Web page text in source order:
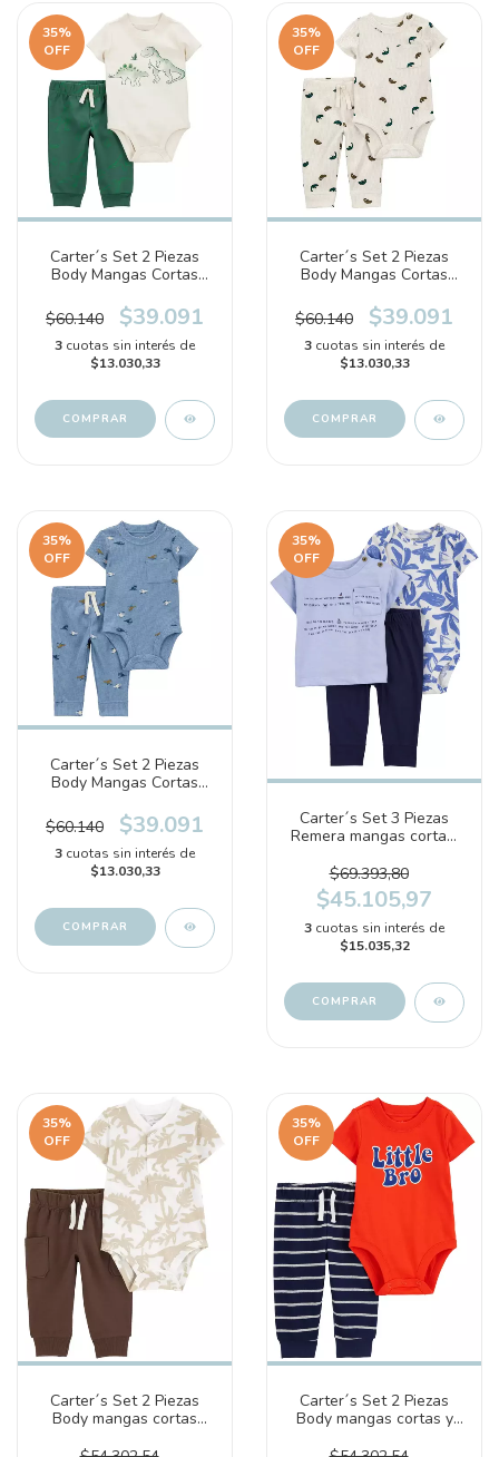
35%
OFF
Carter´s Set 2 Piezas
Body Mangas Cortas
(1S924310)
$60.140 $39.091
3 cuotas sin interés de
$13.030,33
COMPRAR
35%
OFF
Carter´s Set 2 Piezas
Body Mangas Cortas
(1S920310)
$60.140 $39.091
3 cuotas sin interés de
$13.030,33
COMPRAR
35%
OFF
Carter´s Set 2 Piezas
Body Mangas Cortas
(1S920110)
$60.140 $39.091
3 cuotas sin interés de
$13.030,33
COMPRAR
35%
OFF
Carter´s Set 3 Piezas
Remera mangas cortas.
Pantalon (1Q924810)
$69.393,80
$45.105,97
3 cuotas sin interés de
$15.035,32
COMPRAR
35%
OFF
Carter´s Set 2 Piezas
Body mangas cortas
35%
OFF
Carter´s Set 2 Piezas
Body mangas cortas y